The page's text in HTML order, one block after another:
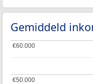
Gemiddeld
€50.000
€50.000
€60.000
€60.000